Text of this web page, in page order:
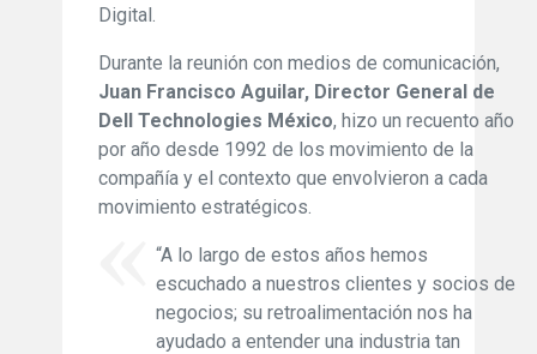
Digital.
Durante la reunión con medios de comunicación,
Juan Francisco Aguilar, Director General de
Dell Technologies México, hizo un recuento año
por año desde 1992 de los movimiento de la
compañía y el contexto que envolvieron a cada
movimiento estratégicos.
“A lo largo de estos años hemos
escuchado a nuestros clientes y socios de
negocios; su retroalimentación nos ha
ayudado a entender una industria tan